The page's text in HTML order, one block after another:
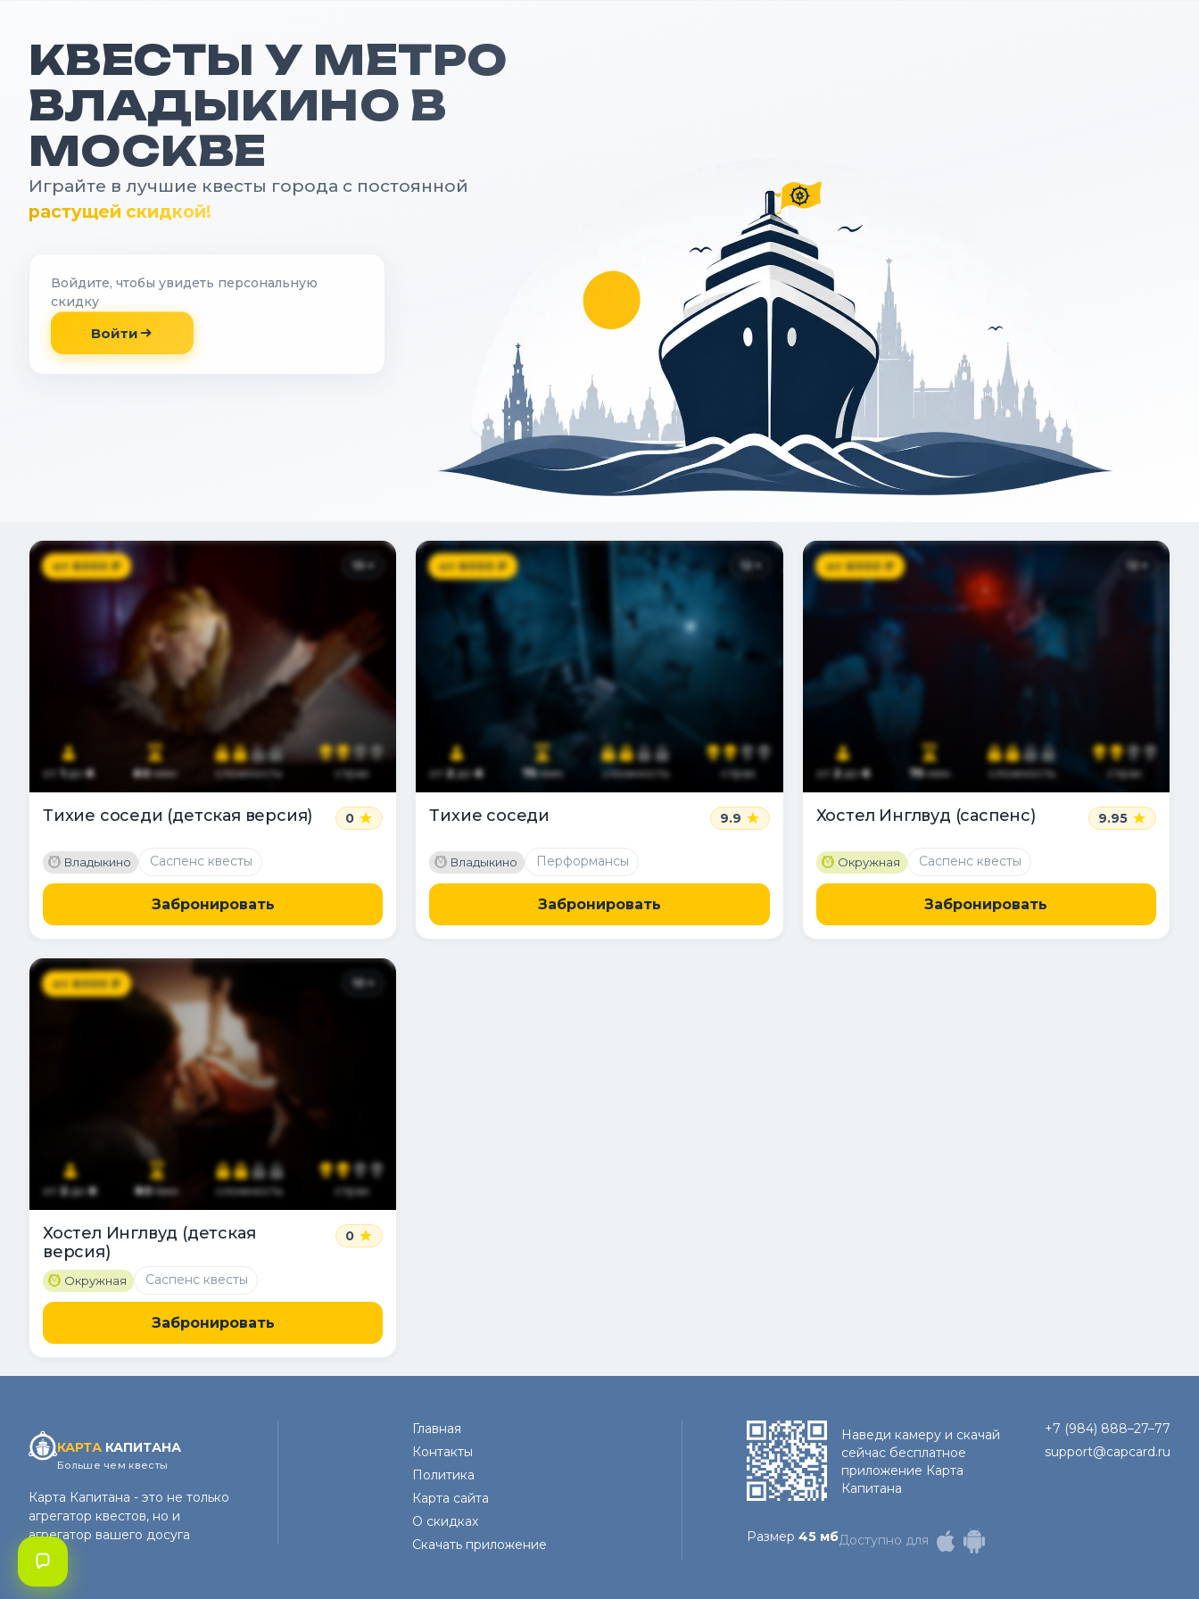
КВЕСТЫ У МЕТРО
ВЛАДЫКИНО В
МОСКВЕ
Играйте в лучшие квесты города с постоянной
растущей скидкой!
Войдите, чтобы увидеть персональную
скидку
Войти
от6000₽ 10 +
от 1до6 60мин сложность страх
Тихие соседи (детская версия) 0
M Владыкино Саспенс квесты
Забронировать
от6000₽ 12 +
от2до6 75мин сложность страх
Тихие соседи 9.9
M Владыкино Перформансы
Забронировать
от6000₽ 12 +
от 2до6 75мин сложность страх
Хостел Инглвуд (саспенс) 9.95
M Окружная Саспенс квесты
Забронировать
от6000₽ 10 +
от 2до6 80мин сложность страх
Хостел Инглвуд (детская
версия)
0
M Окружная Саспенс квесты
Забронировать
КАРТА КАПИТАНА
Больше чем квесты
Карта Капитана - это не только
агрегатор квестов, но и
агрегатор вашего досуга
Главная
Контакты
Политика
Карта сайта
О скидках
Скачать приложение
Наведи камеру и скачай
сейчас бесплатное
приложение Карта
Капитана
Размер 45 мбДоступно для
+7 (984) 888–27–77
support@capcard.ru